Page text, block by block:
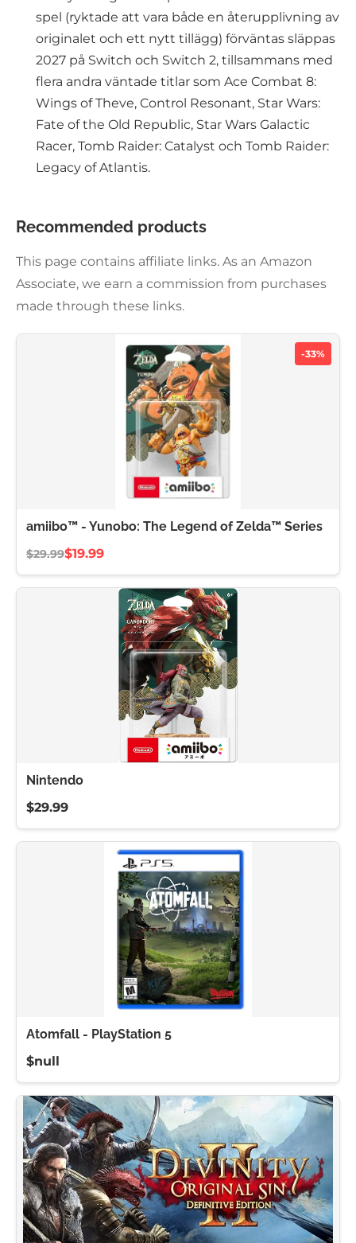
spel (ryktade att vara både en återupplivning av
originalet och ett nytt tillägg) förväntas släppas
2027 på Switch och Switch 2, tillsammans med
flera andra väntade titlar som Ace Combat 8:
Wings of Theve, Control Resonant, Star Wars:
Fate of the Old Republic, Star Wars Galactic
Racer, Tomb Raider: Catalyst och Tomb Raider:
Legacy of Atlantis.
Recommended products
This page contains affiliate links. As an Amazon
Associate, we earn a commission from purchases
made through these links.
-33%
amiibo™ - Yunobo: The Legend of Zelda™ Series
$29.99$19.99
Nintendo
$29.99
Atomfall - PlayStation 5
$null